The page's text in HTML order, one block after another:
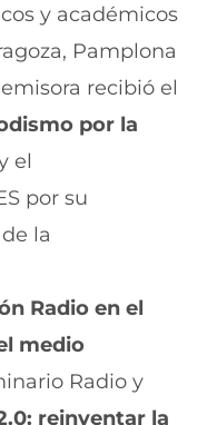
y académicos
Pamplona
recibió el
por la
el
por su
la
Radio en el
medio
Radio y
reinventar la